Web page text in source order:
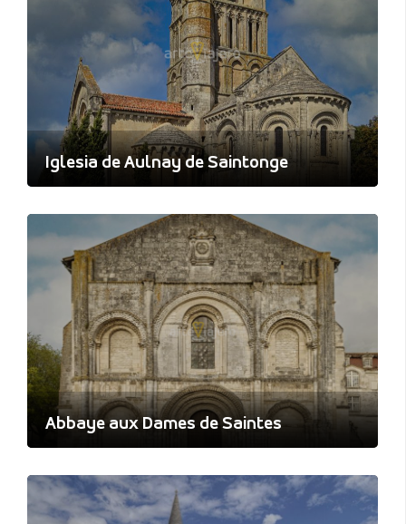
Iglesia de Aulnay de Saintonge
Abbaye aux Dames de Saintes